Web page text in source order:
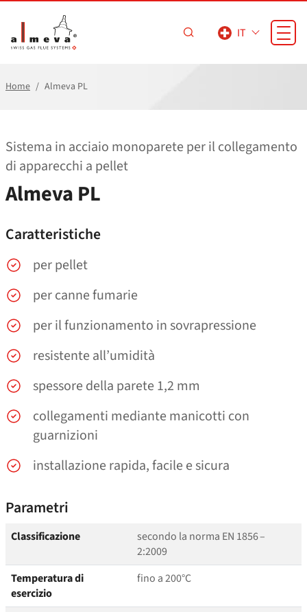
IT
Home Almeva PL
Sistema in acciaio monoparete per il collegamento
di apparecchi a pellet
Almeva PL
Caratteristiche
per pellet
per canne fumarie
per il funzionamento in sovrapressione
resistente all’umidità
spessore della parete 1,2 mm
collegamenti mediante manicotti con
guarnizioni
installazione rapida, facile e sicura
Parametri
Classificazione
secondo la norma EN 1856 –
2:2009
Temperatura di
esercizio
fino a 200°C